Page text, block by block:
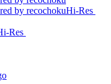
Hi-Res
Res